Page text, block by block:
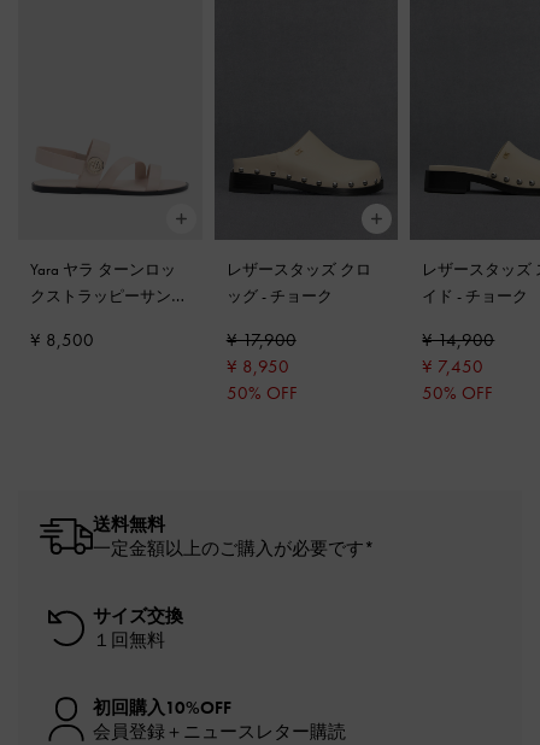
Yara ヤラ ターンロッ
クストラッピーサンダ
¥ 8,500
レザースタッズ クロ
ッグ- チョーク
¥ 17,900
¥ 8,950
50% OFF
レザースタッズ
イド- チョーク
¥ 14,900
¥ 7,450
50% OFF
送料無料
一定金額以上のご購入が必要です*
サイズ交換
１回無料
初回購入10%OFF
会員登録＋ニュースレター購読